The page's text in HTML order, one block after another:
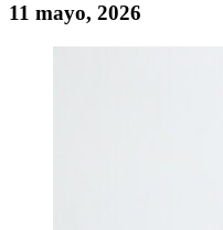
11 mayo, 2026